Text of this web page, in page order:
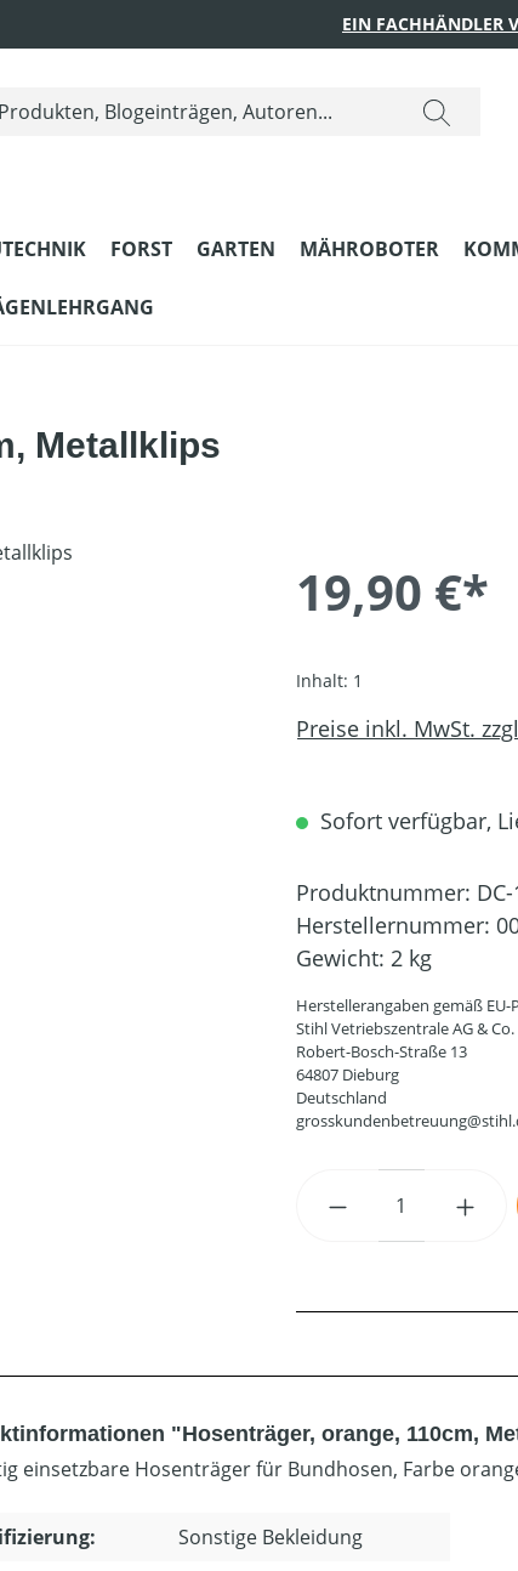
EIN FACHHÄNDLER
FORST GARTEN MÄHROBOTER
Metallklips
19,90 €*
Inhalt: 1
Preise inkl. MwSt.
Sofort verfügbar,
Produktnummer:
Herstellernummer:
Gewicht: 2 kg
Herstellerangaben gemäß
Stihl Vetriebszentrale AG & Co.
Robert-Bosch-Straße 13
64807 Dieburg
Deutschland
Produkt
"Hosenträger, orange, 110cm,
einsetzbare Hosenträger für Bundhosen, Farbe
Sonstige Bekleidung